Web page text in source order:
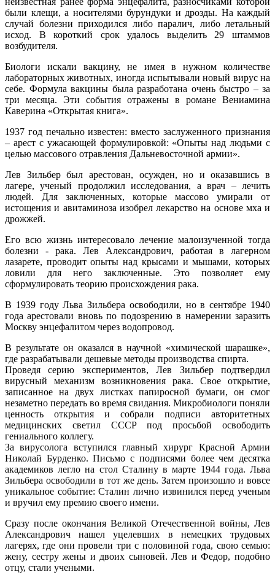
были клещи, а носителями бурундуки и дрозды. На каждый
случай болезни приходился либо паралич, либо летальный
исход. В короткий срок удалось выделить 29 штаммов
возбудителя.
Биологи искали вакцину, не имея в нужном количестве
лабораторных животных, иногда испытывали новый вирус на
себе. Формула вакцины была разработана очень быстро – за
три месяца. Эти события отражены в романе Вениамина
Каверина «Открытая книга».
1937 год печально известен: вместо заслуженного признания
– арест с ужасающей формулировкой: «Опыты над людьми с
целью массового отравления Дальневосточной армии».
Лев Зильбер был арестован, осужден, но и оказавшись в
лагере, ученый продолжил исследования, а врач – лечить
людей. Для заключенных, которые массово умирали от
истощения и авитаминоза изобрел лекарство на основе мха и
дрожжей.
Его всю жизнь интересовало лечение малоизученной тогда
болезни - рака. Лев Александрович, работая в лагерном
лазарете, проводит опыты над крысами и мышами, которых
ловили для него заключенные. Это позволяет ему
сформулировать теорию происхождения рака.
В 1939 году Льва Зильбера освободили, но в сентябре 1940
года арестовали вновь по подозрению в намерении заразить
Москву энцефалитом через водопровод.
В результате он оказался в научной «химической шарашке»,
где разрабатывали дешевые методы производства спирта.
Проведя серию экспериментов, Лев Зильбер подтвердил
вирусный механизм возникновения рака. Свое открытие,
записанное на двух листках папиросной бумаги, он смог
незаметно передать во время свидания. Микробиологи поняли
ценность открытия и собрали подписи авторитетных
медицинских светил СССР под просьбой освободить
гениального коллегу.
За вирусолога вступился главный хирург Красной Армии
Николай Бурденко. Письмо с подписями более чем десятка
академиков легло на стол Сталину в марте 1944 года. Льва
Зильбера освободили в тот же день. Затем произошло и вовсе
уникальное событие: Сталин лично извинился перед ученым
и вручил ему премию своего имени.
Сразу после окончания Великой Отечественной войны, Лев
Александрович нашел уцелевших в немецких трудовых
лагерях, где они провели три с половиной года, свою семью:
жену, сестру жены и двоих сыновей. Лев и Федор, подобно
отцу, стали учеными.